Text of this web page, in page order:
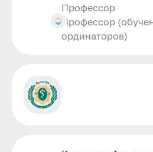
Профессор
Профессор
ординаторов)